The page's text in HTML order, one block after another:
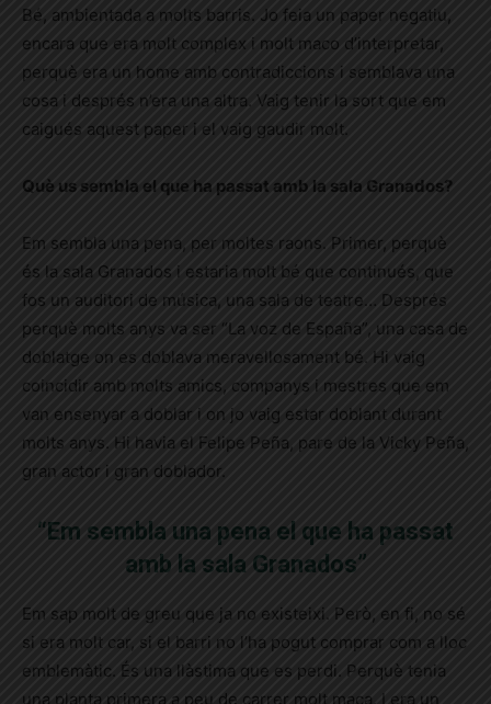
Bé, ambientada a molts barris. Jo feia un paper negatiu,
encara que era molt complex i molt maco d’interpretar,
perquè era un home amb contradiccions i semblava una
cosa i després n’era una altra. Vaig tenir la sort que em
caigués aquest paper i el vaig gaudir molt.
Què us sembla el que ha passat amb la sala Granados?
Em sembla una pena, per moltes raons. Primer, perquè
és la sala Granados i estaria molt bé que continués, que
fos un auditori de música, una sala de teatre… Després
perquè molts anys va ser “La voz de España”, una casa de
doblatge on es doblava meravellosament bé. Hi vaig
coincidir amb molts amics, companys i mestres que em
van ensenyar a doblar i on jo vaig estar doblant durant
molts anys. Hi havia el Felipe Peña, pare de la Vicky Peña,
gran actor i gran doblador.
“Em sembla una pena el que ha passat
amb la sala Granados”
Em sap molt de greu que ja no existeixi. Però, en fi, no sé
si era molt car, si el barri no l’ha pogut comprar com a lloc
emblemàtic. És una llàstima que es perdi. Perquè tenia
una planta primera a peu de carrer molt maca. I era un